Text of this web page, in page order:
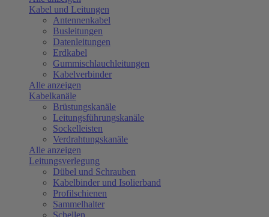
Kabel und Leitungen
Antennenkabel
Busleitungen
Datenleitungen
Erdkabel
Gummischlauchleitungen
Kabelverbinder
Alle anzeigen
Kabelkanäle
Brüstungskanäle
Leitungsführungskanäle
Sockelleisten
Verdrahtungskanäle
Alle anzeigen
Leitungsverlegung
Dübel und Schrauben
Kabelbinder und Isolierband
Profilschienen
Sammelhalter